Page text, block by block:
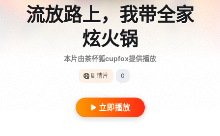
流放路上，我带全家
炫火锅
本片由茶杯狐cupfox提供播放
剧情片 0
立即播放